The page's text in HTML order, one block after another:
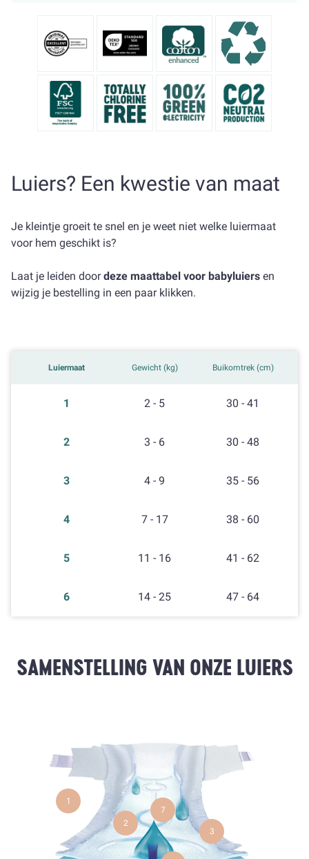
Luiers? Een kwestie van maat
Je kleintje groeit te snel en je weet niet welke luiermaat
voor hem geschikt is?
Laat je leiden doordeze maattabel voor babyluiers en
wijzig je bestelling in een paar klikken.
Luiermaat Gewicht (kg) Buikomtrek (cm)
1 2 - 5 30 - 41
2 3 - 6 30 - 48
3 4 - 9 35 - 56
4 7 - 17 38 - 60
5 11 - 16 41 - 62
6 14 - 25 47 - 64
SAMENSTELLING VAN ONZE LUIERS
1
2
3
7